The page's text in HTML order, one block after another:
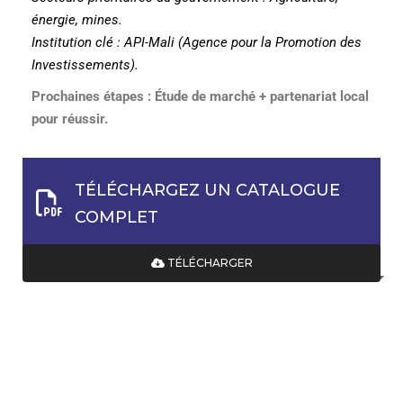
énergie, mines.
Institution clé : API-Mali (Agence pour la Promotion des
Investissements).
Prochaines étapes : Étude de marché + partenariat local
pour réussir.
TÉLÉCHARGEZ UN CATALOGUE
COMPLET
TÉLÉCHARGER